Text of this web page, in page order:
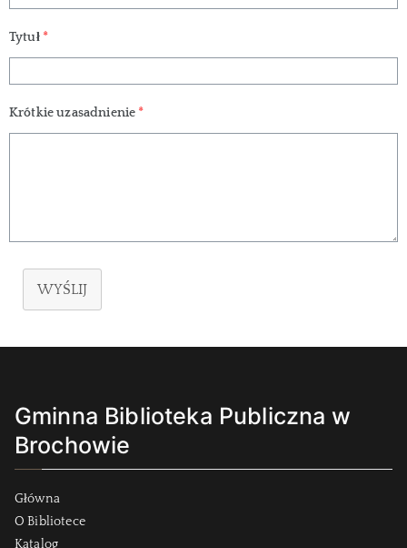
Tytuł *
Krótkie uzasadnienie *
WYŚLIJ
Gminna Biblioteka Publiczna w
Brochowie
Główna
O Bibliotece
Katalog